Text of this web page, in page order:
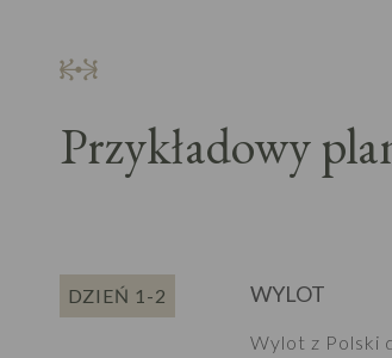
Przykładowy
DZIEŃ 1-2 WYLOT
Wylot z Polski